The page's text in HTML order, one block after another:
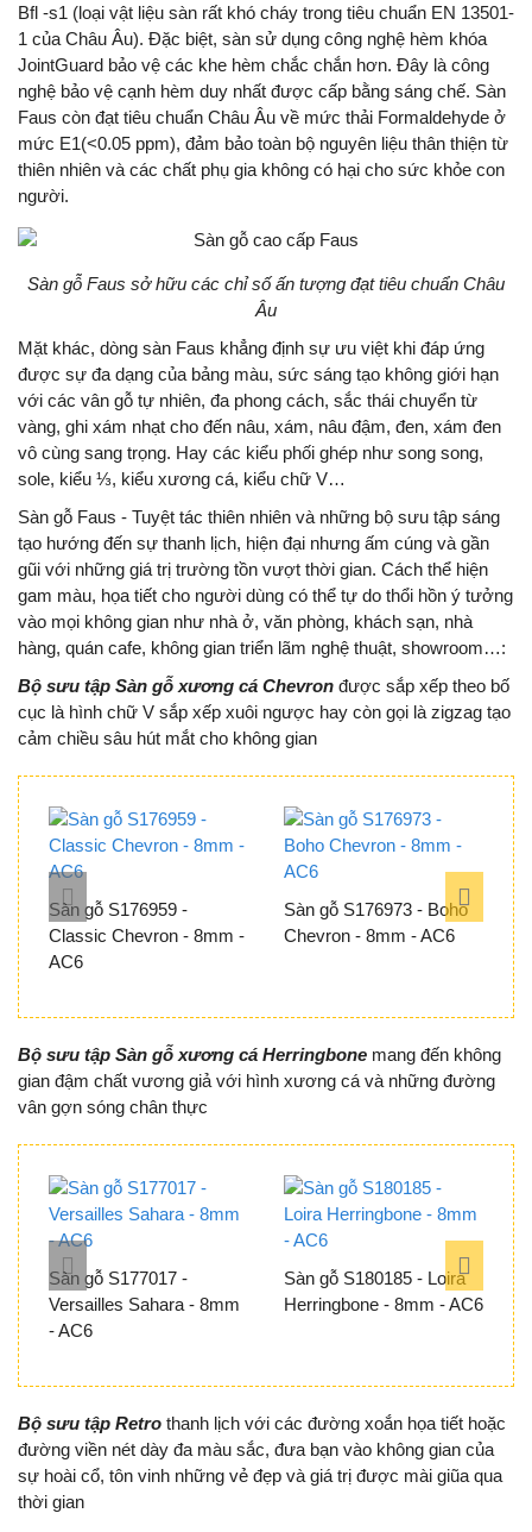
Bfl -s1 (loại vật liệu sàn rất khó cháy trong tiêu chuẩn EN 13501-
1 của Châu Âu). Đặc biệt, sàn sử dụng công nghệ hèm khóa
JointGuard bảo vệ các khe hèm chắc chắn hơn. Đây là công
nghệ bảo vệ cạnh hèm duy nhất được cấp bằng sáng chế. Sàn
Faus còn đạt tiêu chuẩn Châu Âu về mức thải Formaldehyde ở
mức E1(<0.05 ppm), đảm bảo toàn bộ nguyên liệu thân thiện từ
thiên nhiên và các chất phụ gia không có hại cho sức khỏe con
người.
Sàn gỗ Faus sở hữu các chỉ số ấn tượng đạt tiêu chuẩn Châu
Âu
Mặt khác, dòng sàn Faus khẳng định sự ưu việt khi đáp ứng
được sự đa dạng của bảng màu, sức sáng tạo không giới hạn
với các vân gỗ tự nhiên, đa phong cách, sắc thái chuyển từ
vàng, ghi xám nhạt cho đến nâu, xám, nâu đậm, đen, xám đen
vô cùng sang trọng. Hay các kiểu phối ghép như song song,
sole, kiểu ⅓, kiểu xương cá, kiểu chữ V…
Sàn gỗ Faus - Tuyệt tác thiên nhiên và những bộ sưu tập sáng
tạo hướng đến sự thanh lịch, hiện đại nhưng ấm cúng và gần
gũi với những giá trị trường tồn vượt thời gian. Cách thể hiện
gam màu, họa tiết cho người dùng có thể tự do thổi hồn ý tưởng
vào mọi không gian như nhà ở, văn phòng, khách sạn, nhà
hàng, quán cafe, không gian triển lãm nghệ thuật, showroom…:
Bộ sưu tập Sàn gỗ xương cá Chevron được sắp xếp theo bố
cục là hình chữ V sắp xếp xuôi ngược hay còn gọi là zigzag tạo
cảm chiều sâu hút mắt cho không gian
Sàn gỗ S176959 -
Classic Chevron - 8mm -
AC6
Sàn gỗ S176973 - Boho
Chevron - 8mm - AC6
Bộ sưu tập Sàn gỗ xương cá Herringbone mang đến không
gian đậm chất vương giả với hình xương cá và những đường
vân gợn sóng chân thực
Sàn gỗ S177017 -
Versailles Sahara - 8mm
- AC6
Sàn gỗ S180185 - Loira
Herringbone - 8mm - AC6
Bộ sưu tập Retro thanh lịch với các đường xoắn họa tiết hoặc
đường viền nét dày đa màu sắc, đưa bạn vào không gian của
sự hoài cổ, tôn vinh những vẻ đẹp và giá trị được mài giũa qua
thời gian